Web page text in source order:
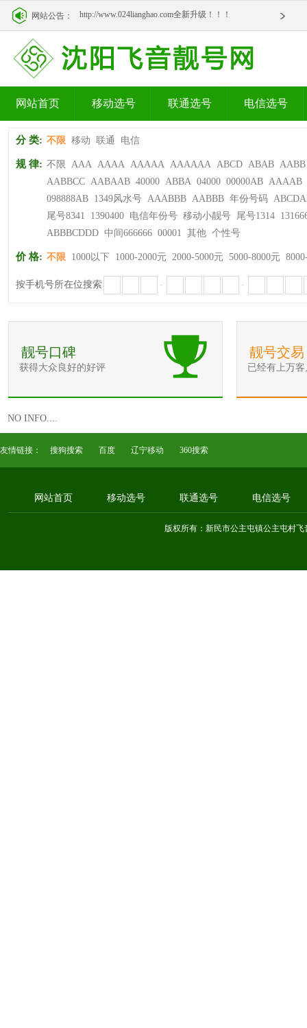
网站公告： http://www.024lianghao.com全新升级！！！
网站首页 移动选号 联通选号 电信选号
分 类: 不限 移动 联通 电信
规 律: 不限 AAA AAAA AAAAA AAAAAA ABCD ABAB AABB
AABBCC AABAAB 40000 ABBA 04000 00000AB AAAAB
098888AB 1349风水号 AAABBB AABBB 年份号码
尾号8341
1390400 电信年份号 移动小靓号 尾号1314
ABBBCDDD 中间666666 00001 其他 个性号
价 格: 不限 1000以下 1000-2000元 2000-5000元 5000-8000元
按手机号所在位搜索 - -
靓号口碑
获得大众良好的好评
靓号交易
已经有上万
NO INFO....
友情链接： 搜狗搜索 百度 辽宁移动 360搜索
网站首页 移动选号 联通选号 电信选号
版权所有：新民市公主屯镇公主屯村